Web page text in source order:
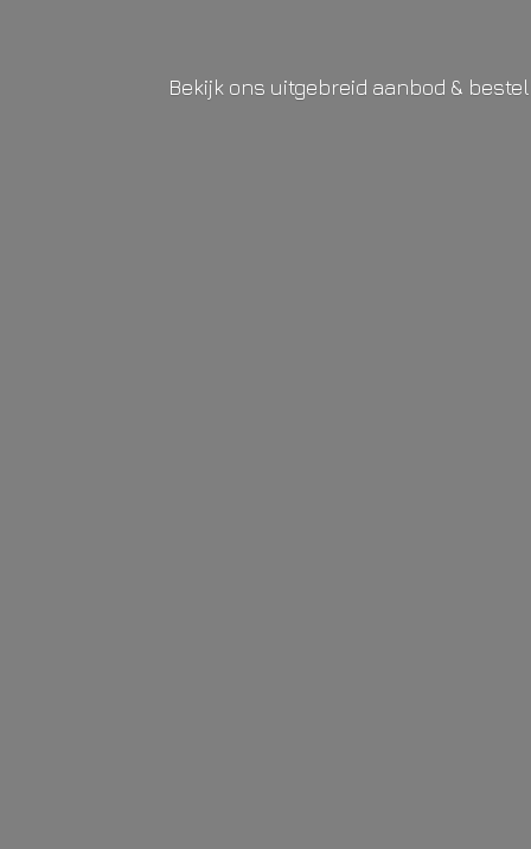
Bekijk ons uitgebreid aanbod & bestel